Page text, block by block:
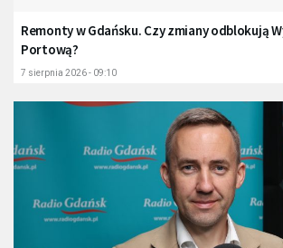
Remonty w Gdańsku. Czy zmiany odblokują
Portową?
7 sierpnia 2026 - 09:10